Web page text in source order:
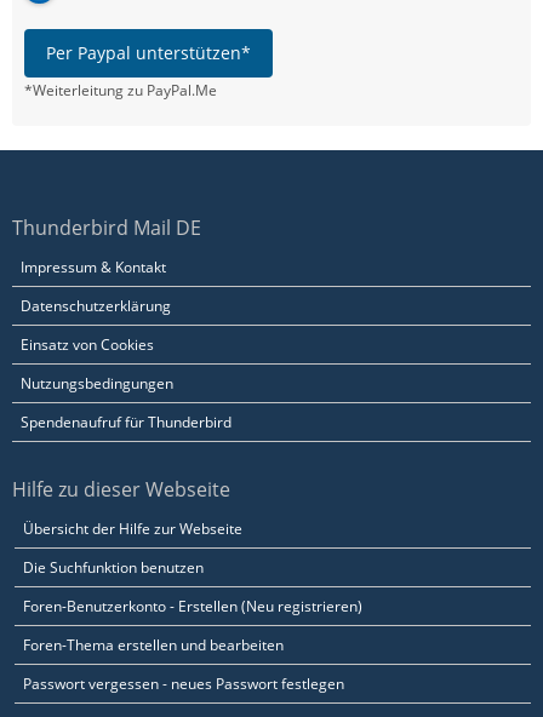
Per Paypal unterstützen*
*Weiterleitung zu PayPal.Me
Thunderbird Mail DE
Impressum & Kontakt
Datenschutzerklärung
Einsatz von Cookies
Nutzungsbedingungen
Spendenaufruf für Thunderbird
Hilfe zu dieser Webseite
Übersicht der Hilfe zur Webseite
Die Suchfunktion benutzen
Foren-Benutzerkonto - Erstellen (Neu registrieren)
Foren-Thema erstellen und bearbeiten
Passwort vergessen - neues Passwort festlegen